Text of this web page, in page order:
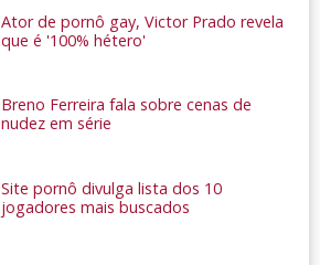
Ator de pornô gay, Victor Prado revela
que é '100% hétero'
Breno Ferreira fala sobre cenas de
nudez em série
Site pornô divulga lista dos 10
jogadores mais buscados